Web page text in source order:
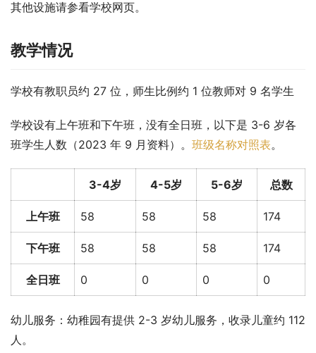
其他设施请参看学校网页。
教学情况
学校有教职员约 27 位，师生比例约 1 位教师对 9 名学生
学校设有上午班和下午班，没有全日班，以下是 3-6 岁各
班学生人数（2023 年 9 月资料）。 班级名称对照表。
3-4岁 4-5岁 5-6岁 总数
上午班 58 58 58 174
下午班 58 58 58 174
全日班 0 0 0 0
幼儿服务：幼稚园有提供 2-3 岁幼儿服务，收录儿童约 112
人。